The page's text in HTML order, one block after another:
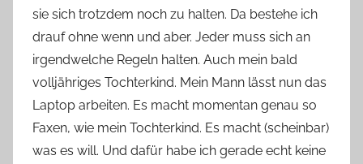
sie sich trotzdem noch zu halten. Da bestehe ich
drauf ohne wenn und aber. Jeder muss sich an
irgendwelche Regeln halten. Auch mein bald
volljähriges Tochterkind. Mein Mann lässt nun das
Laptop arbeiten. Es macht momentan genau so
Faxen, wie mein Tochterkind. Es macht (scheinbar)
was es will. Und dafür habe ich gerade echt keine